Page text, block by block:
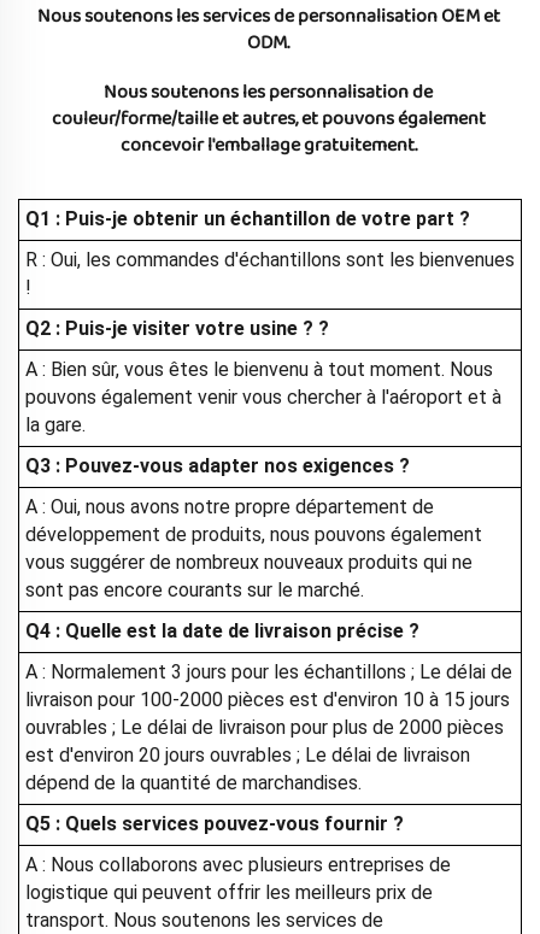
Nous soutenons les services de personnalisation OEM et
ODM.
Nous soutenons les personnalisation de
couleur/forme/taille et autres, et pouvons également
concevoir l'emballage gratuitement.
Q1 : Puis-je obtenir un échantillon de votre part ?
R : Oui, les commandes d'échantillons sont les bienvenues
!
Q2 : Puis-je visiter votre usine ? ?
A : Bien sûr, vous êtes le bienvenu à tout moment. Nous
pouvons également venir vous chercher à l'aéroport et à
la gare.
Q3 : Pouvez-vous adapter nos exigences ?
A : Oui, nous avons notre propre département de
développement de produits, nous pouvons également
vous suggérer de nombreux nouveaux produits qui ne
sont pas encore courants sur le marché.
Q4 : Quelle est la date de livraison précise ?
A : Normalement 3 jours pour les échantillons ; Le délai de
livraison pour 100-2000 pièces est d'environ 10 à 15 jours
ouvrables ; Le délai de livraison pour plus de 2000 pièces
est d'environ 20 jours ouvrables ; Le délai de livraison
dépend de la quantité de marchandises.
Q5 : Quels services pouvez-vous fournir ?
A : Nous collaborons avec plusieurs entreprises de
logistique qui peuvent offrir les meilleurs prix de
transport. Nous soutenons les services de